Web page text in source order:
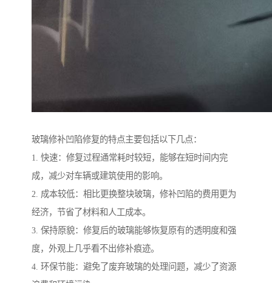
玻璃修补凹陷修复的特点主要包括以下几点：
1. 快速：修复过程通常耗时较短，能够在短时间内完
成，减少对车辆或建筑使用的影响。
2. 成本较低：相比更换整块玻璃，修补凹陷的费用更为
经济，节省了材料和人工成本。
3. 保持原貌：修复后的玻璃能够恢复原有的透明度和强
度，外观上几乎看不出修补痕迹。
4. 环保节能：避免了废弃玻璃的处理问题，减少了资源